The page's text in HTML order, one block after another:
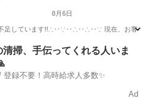
8月6日
ています!!∴‥∵‥∴‥∴‥∵ 現在、お客様から多
スタッフ
掃、手伝ってくれる人いま
日給例1万円〜 / 登録不要！高時給求人多数✨
Ad